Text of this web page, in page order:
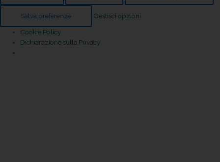
Salva preferenze Gestisci opzioni
Cookie Policy
Dichiarazione sulla Privacy